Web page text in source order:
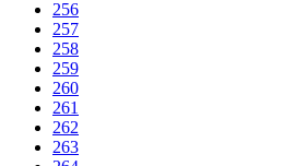
256
257
258
259
260
261
262
263